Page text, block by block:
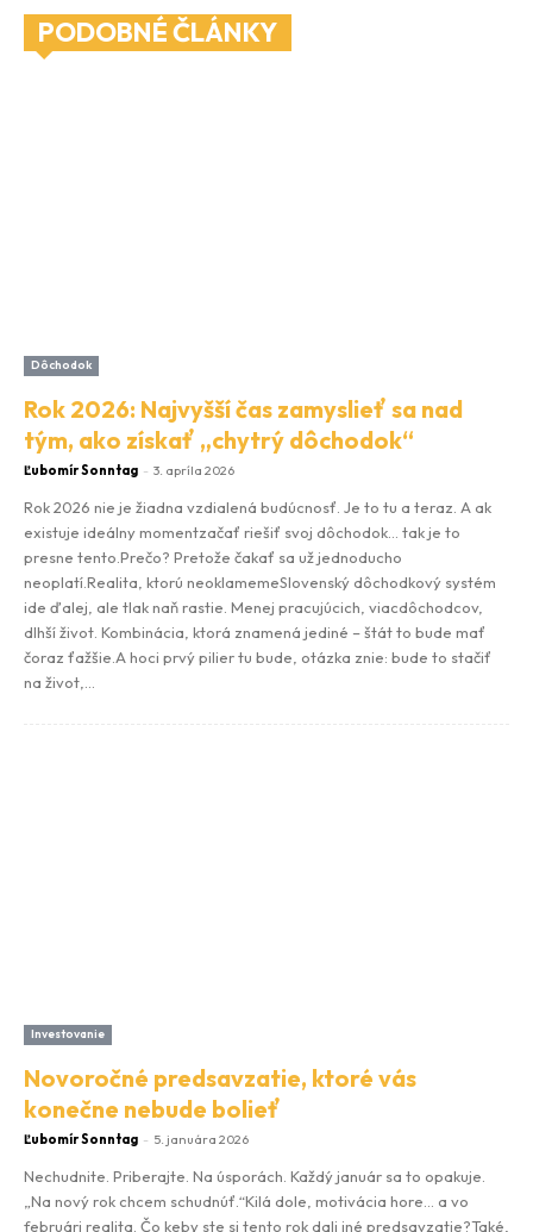
PODOBNÉ ČLÁNKY
Dôchodok
Rok 2026: Najvyšší čas zamyslieť sa nad
tým, ako získať „chytrý dôchodok“
Ľubomír Sonntag - 3. apríla 2026
Rok 2026 nie je žiadna vzdialená budúcnosť. Je to tu a teraz. A ak
existuje ideálny momentzačať riešiť svoj dôchodok… tak je to
presne tento.Prečo? Pretože čakať sa už jednoducho
neoplatí.Realita, ktorú neoklamemeSlovenský dôchodkový systém
ide ďalej, ale tlak naň rastie. Menej pracujúcich, viacdôchodcov,
dlhší život. Kombinácia, ktorá znamená jediné – štát to bude mať
čoraz ťažšie.A hoci prvý pilier tu bude, otázka znie: bude to stačiť
na život,...
Investovanie
Novoročné predsavzatie, ktoré vás
konečne nebude bolieť
Ľubomír Sonntag - 5. januára 2026
Nechudnite. Priberajte. Na úsporách. Každý január sa to opakuje.
„Na nový rok chcem schudnúť.“Kilá dole, motivácia hore… a vo
februári realita. Čo keby ste si tento rok dali iné predsavzatie?Také,